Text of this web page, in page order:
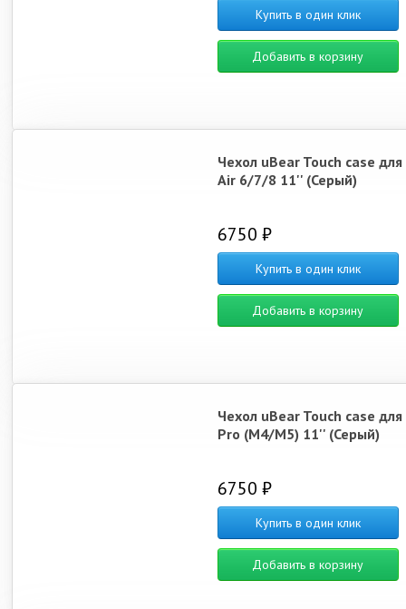
Купить в один клик
Добавить в корзину
Чехол uBear Touch case
Air 6/7/8 11'' (Серый)
6750 ₽
Купить в один клик
Добавить в корзину
Чехол uBear Touch case
Pro (M4/M5) 11'' (Серый)
6750 ₽
Купить в один клик
Добавить в корзину